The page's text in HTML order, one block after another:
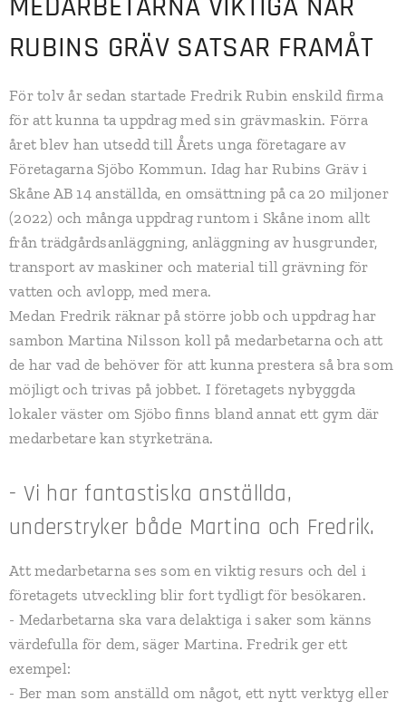
RUBINS GRÄV SATSAR FRAMÅT
För tolv år sedan startade Fredrik Rubin enskild firma
för att kunna ta uppdrag med sin grävmaskin. Förra
året blev han utsedd till Årets unga företagare av
Företagarna Sjöbo Kommun. Idag har Rubins Gräv i
Skåne AB 14 anställda, en omsättning på ca 20 miljoner
(2022) och många uppdrag runtom i Skåne inom allt
från trädgårdsanläggning, anläggning av husgrunder,
transport av maskiner och material till grävning för
vatten och avlopp, med mera.
Medan Fredrik räknar på större jobb och uppdrag har
sambon Martina Nilsson koll på medarbetarna och att
de har vad de behöver för att kunna prestera så bra som
möjligt och trivas på jobbet. I företagets nybyggda
lokaler väster om Sjöbo finns bland annat ett gym där
medarbetare kan styrketräna.
- Vi har fantastiska anställda,
understryker både Martina och Fredrik.
Att medarbetarna ses som en viktig resurs och del i
företagets utveckling blir fort tydligt för besökaren.
- Medarbetarna ska vara delaktiga i saker som känns
värdefulla för dem, säger Martina. Fredrik ger ett
exempel:
- Ber man som anställd om något, ett nytt verktyg eller